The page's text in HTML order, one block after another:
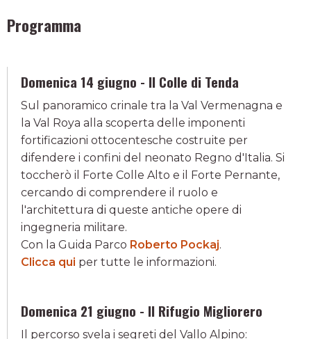
Programma
Domenica 14 giugno - Il Colle di Tenda
Sul panoramico crinale tra la Val Vermenagna e
la Val Roya alla scoperta delle imponenti
fortificazioni ottocentesche costruite per
difendere i confini del neonato Regno d'Italia. Si
toccherò il Forte Colle Alto e il Forte Pernante,
cercando di comprendere il ruolo e
l'architettura di queste antiche opere di
ingegneria militare.
Con la Guida Parco Roberto Pockaj.
Clicca qui per tutte le informazioni.
Domenica 21 giugno - Il Rifugio Migliorero
Il percorso svela i segreti del Vallo Alpino: